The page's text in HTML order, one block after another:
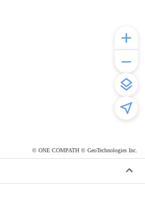
© ONE COMPATH © GeoTechnologies Inc.